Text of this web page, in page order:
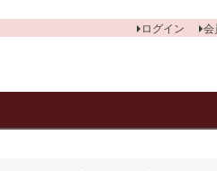
ログイン 会